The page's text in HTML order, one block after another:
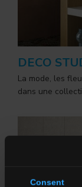
Consent
DECO
La mode, les
dans une